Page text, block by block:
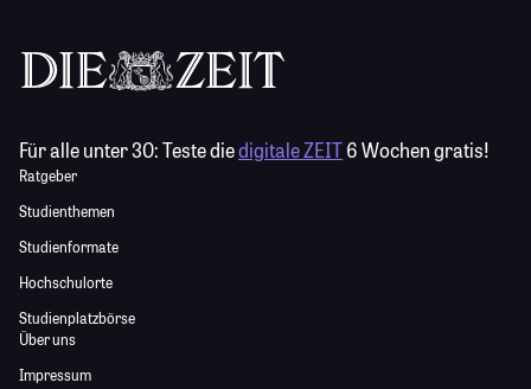
Für alle unter 30:Teste diedigitale ZEIT6 Wochen gratis!
Ratgeber
Studienthemen
Studienformate
Hochschulorte
Studienplatzbörse
Über uns
Impressum